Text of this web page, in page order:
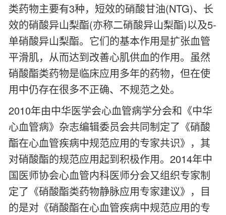
类药物主要有3种，短效的硝酸甘油(NTG)、长
效的硝酸异山梨酯(亦称二硝酸异山梨酯)以及5-
单硝酸异山梨酯。它们的基本作用是扩张血管
平滑肌，从而达到改善心肌供血的作用。虽然
硝酸酯类药物是临床应用多年的药物，但在使
用中仍存在很多不正确、不规范之处。
2010年由中华医学会心血管病学分会和《中华
心血管病》杂志编辑委员会共同制定了《硝酸
酯在心血管疾病中规范应用的专家共识》，其
对硝酸酯的规范应用起到积极作用。2014年中
国医师协会心血管内科医师分会又组织专家制
定了《硝酸酯类药物静脉应用专家建议》，目
的是对《硝酸酯在心血管疾病中规范应用的专